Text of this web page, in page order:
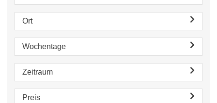
Ort
Wochentage
Zeitraum
Preis